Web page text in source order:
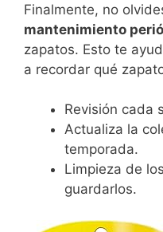
Finalmente, no
mantenimiento
zapatos. Esto te
a recordar qué
Revisión cada
Actualiza la
temporada.
Limpieza de
guardarlos.